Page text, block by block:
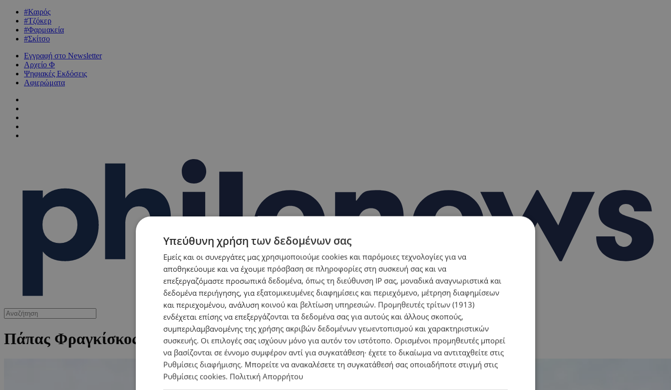
#Καιρός
#Τζόκερ
#Φαρμακεία
#Σκίτσο
Εγγραφή στο Newsletter
Αρχείο Φ
Ψηφιακές Εκδόσεις
Αφιερώματα
Πάπας Φραγκίσκος
Υπεύθυνη χρήση των δεδομένων σας
Εμείς και οι συνεργάτες μας χρησιμοποιούμε cookies και παρόμοιες τεχνολογίες για να
αποθηκεύουμε και να έχουμε πρόσβαση σε πληροφορίες στη συσκευή σας και να
επεξεργαζόμαστε προσωπικά δεδομένα, όπως τη διεύθυνση IP σας, μοναδικά αναγνωριστικά και
δεδομένα περιήγησης, για εξατομικευμένες διαφημίσεις και περιεχόμενο, μέτρηση διαφημίσεων
και περιεχομένου, ανάλυση κοινού και βελτίωση υπηρεσιών. Προμηθευτές τρίτων (1913)
ενδέχεται επίσης να επεξεργάζονται τα δεδομένα σας για αυτούς και άλλους σκοπούς,
συμπεριλαμβανομένης της χρήσης ακριβών δεδομένων γεωεντοπισμού και χαρακτηριστικών
συσκευής. Οι επιλογές σας ισχύουν μόνο για αυτόν τον ιστότοπο. Ορισμένοι προμηθευτές μπορεί
να βασίζονται σε έννομο συμφέρον αντί για συγκατάθεση· έχετε το δικαίωμα να αντιταχθείτε στις
Ρυθμίσεις διαφήμισης. Μπορείτε να ανακαλέσετε τη συγκατάθεσή σας οποιαδήποτε στιγμή στις
Ρυθμίσεις cookies. Πολιτική Απορρήτου